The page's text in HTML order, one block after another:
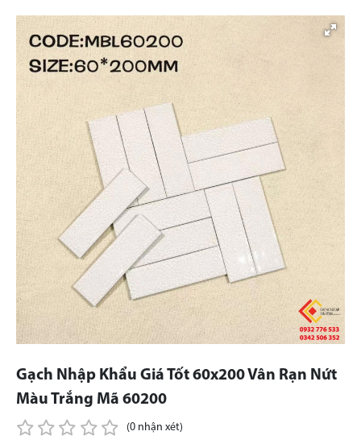
Gạch Nhập Khẩu Giá Tốt 60x200 Vân Rạn Nứt
Màu Trắng Mã 60200
(0 nhận xét)